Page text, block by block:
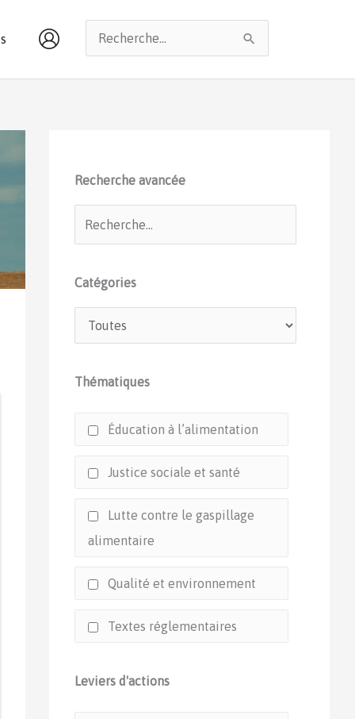
Rechercher :
Recherche avancée
Catégories
Thématiques
Éducation à l’alimentation
Justice sociale et santé
Lutte contre le gaspillage
alimentaire
Qualité et environnement
Textes réglementaires
Leviers d'actions